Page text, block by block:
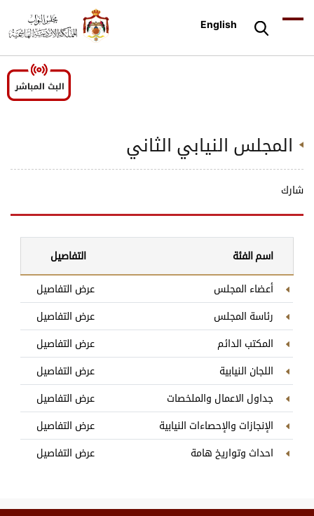
English
المجلس النيابي الثاني
شارك
اسم الفئة التفاصيل
أعضاء المجلس عرض التفاصيل
رئاسة المجلس عرض التفاصيل
المكتب الدائم عرض التفاصيل
اللجان النيابية عرض التفاصيل
جداول الاعمال والملخصات عرض التفاصيل
الإنجازات والإحصاءات النيابية عرض التفاصيل
احداث وتواريخ هامة عرض التفاصيل